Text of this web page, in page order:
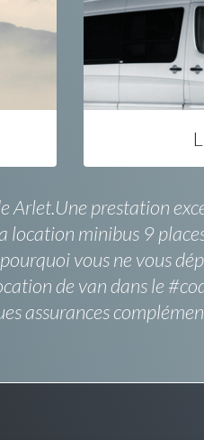
prestation
location minibus 9
vous ne vous
de van dans le
assurances